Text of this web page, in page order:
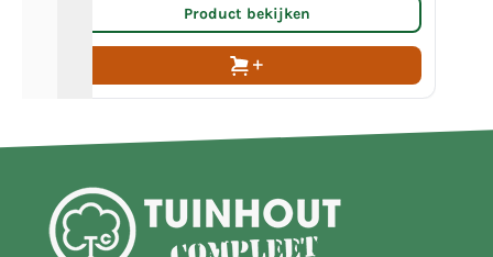
Product bekijken